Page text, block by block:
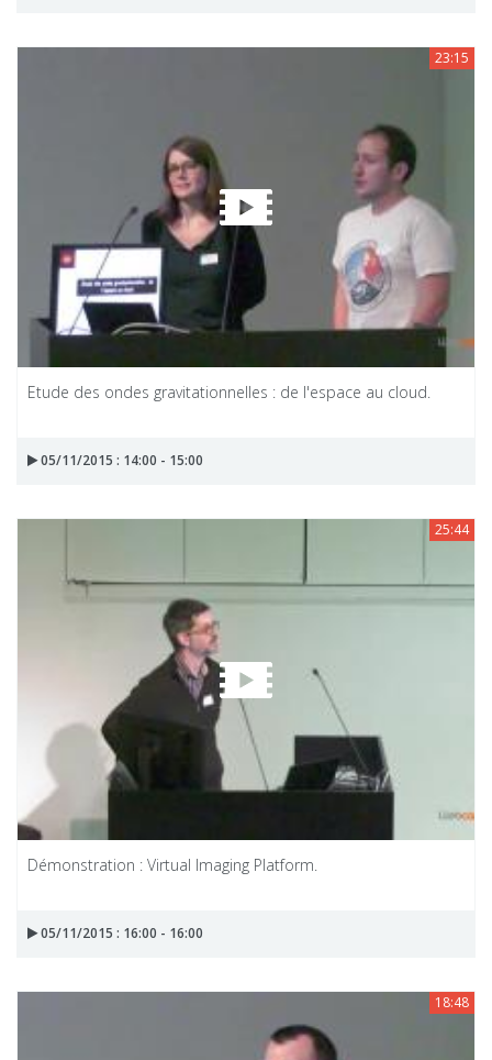
23:15
Etude des ondes gravitationnelles : de l'espace au cloud.
05/11/2015 : 14:00 - 15:00
25:44
Démonstration : Virtual Imaging Platform.
05/11/2015 : 16:00 - 16:00
18:48